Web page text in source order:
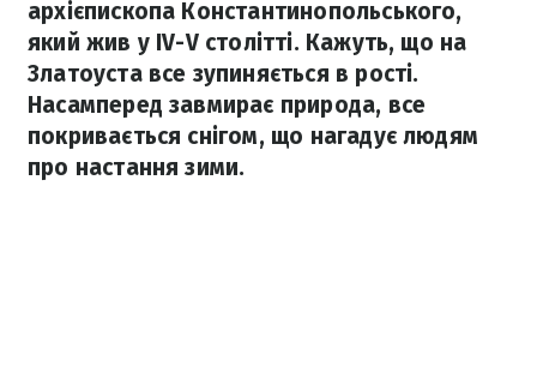
архієпископа Константинопольського,
який жив у IV-V столітті. Кажуть, що на
Златоуста все зупиняється в рості.
Насамперед завмирає природа, все
покривається снігом, що нагадує людям
про настання зими.